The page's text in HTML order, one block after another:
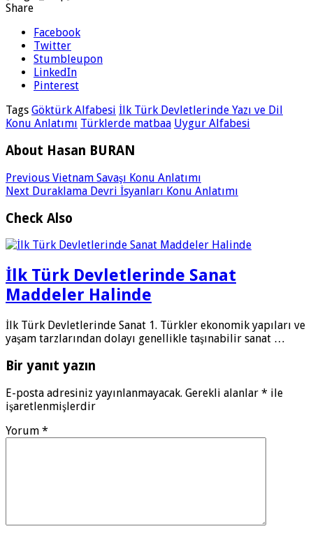
Share
Facebook
Twitter
Stumbleupon
LinkedIn
Pinterest
Tags Göktürk Alfabesi İlk Türk Devletlerinde Yazı ve Dil
Konu Anlatımı Türklerde matbaa Uygur Alfabesi
About Hasan BURAN
Previous Vietnam Savaşı Konu Anlatımı
Next Duraklama Devri İsyanları Konu Anlatımı
Check Also
İlk Türk Devletlerinde Sanat
Maddeler Halinde
İlk Türk Devletlerinde Sanat 1. Türkler ekonomik yapıları ve
yaşam tarzlarından dolayı genellikle taşınabilir sanat …
Bir yanıt yazın
E-posta adresiniz yayınlanmayacak. Gerekli alanlar * ile
işaretlenmişlerdir
Yorum *